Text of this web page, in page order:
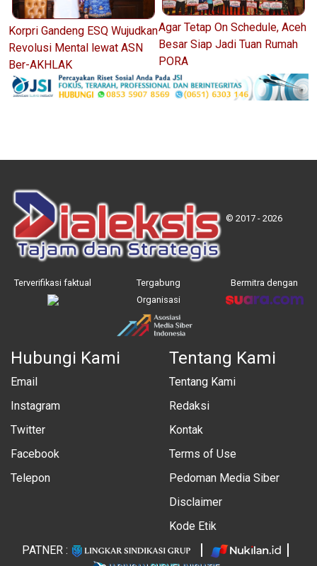
Korpri Gandeng ESQ Wujudkan
Revolusi Mental lewat ASN
Ber-AKHLAK
Agar Tetap On Schedule, Aceh
Besar Siap Jadi Tuan Rumah
PORA
© 2017 - 2026
Terverifikasi faktual
Tergabung
Organisasi
Bermitra dengan
Hubungi Kami
Email
Instagram
Twitter
Facebook
Telepon
Tentang Kami
Tentang Kami
Redaksi
Kontak
Terms of Use
Pedoman Media Siber
Disclaimer
Kode Etik
PATNER :